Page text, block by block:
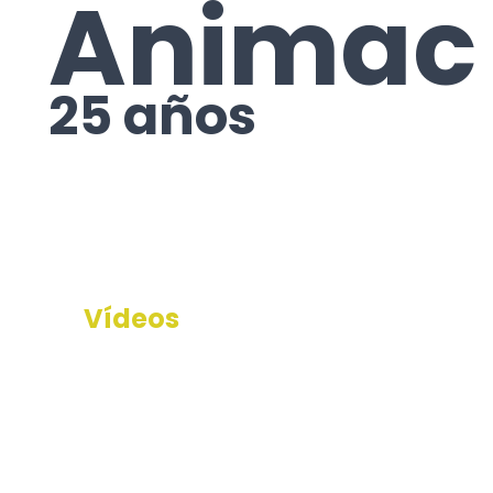
Animac
25 años
Vídeos